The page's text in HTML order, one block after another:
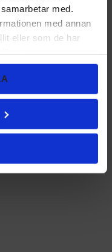
med.
med annan
eller som de har